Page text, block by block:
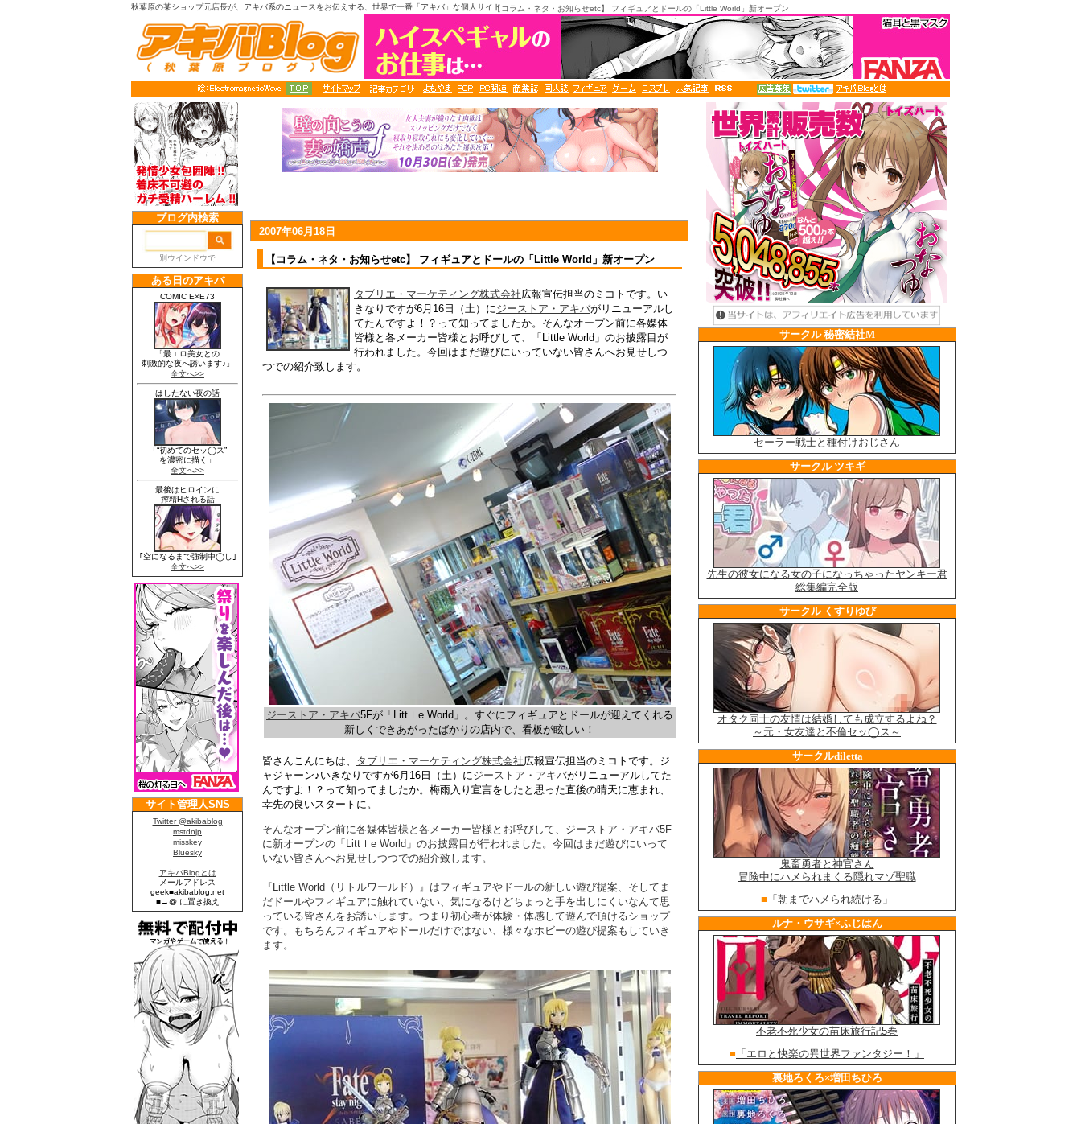
【コラム・ネタ・お知らせetc】 フィギュアとドールの「Little World」新オープン
秋葉原の某ショップ元店長が、アキバ系のニュースをお伝えする、世界で一番「アキバ」な個人サイト
2007年06月18日
【コラム・ネタ・お知らせetc】 フィギュアとドールの「Little World」新オープン
タブリエ・マーケティング株式会社広報宣伝担当のミコトです。い
きなりですが6月16日（土）にジーストア・アキバがリニューアルし
てたんですよ！？って知ってましたか。そんなオープン前に各媒体
皆様と各メーカー皆様とお呼びして、「Little World」のお披露目が
行われました。今回はまだ遊びにいっていない皆さんへお見せしつ
つでの紹介致します。
ジーストア・アキバ5Fが「Littｌe World」。すぐにフィギュアとドールが迎えてくれる
新しくできあがったばかりの店内で、看板が眩しい！
皆さんこんにちは、 タブリエ・マーケティング株式会社広報宣伝担当のミコトです。ジ
ャジャーン♪いきなりですが6月16日（土）にジーストア・アキバがリニューアルしてた
んですよ！？って知ってましたか。梅雨入り宣言をしたと思った直後の晴天に恵まれ、
幸先の良いスタートに。
そんなオープン前に各媒体皆様と各メーカー皆様とお呼びして、 ジーストア・アキバ5F
に新オープンの「Littｌe World」のお披露目が行われました。今回はまだ遊びにいって
いない皆さんへお見せしつつでの紹介致します。
『Little World（リトルワールド）』はフィギュアやドールの新しい遊び提案、そしてま
だドールやフィギュアに触れていない、気になるけどちょっと手を出しにくいなんて思
っている皆さんをお誘いします。つまり初心者が体験・体感して遊んで頂けるショップ
です。もちろんフィギュアやドールだけではない、様々なホビーの遊び提案もしていき
ます。